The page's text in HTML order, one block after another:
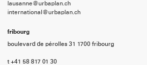
lausanne@urbaplan.ch
international@urbaplan.ch
fribourg
boulevard de pérolles 31 1700 fribourg
t +41 58 817 01 30